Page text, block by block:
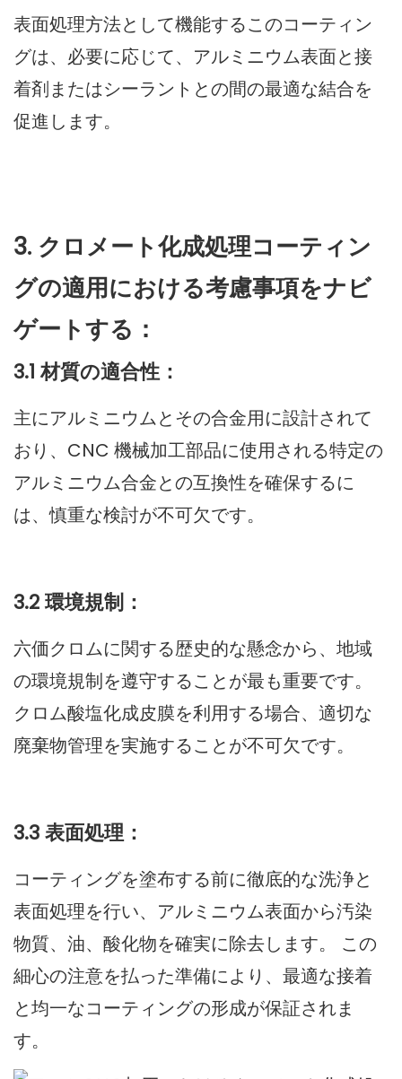
表面処理方法として機能するこのコーティン
グは、必要に応じて、アルミニウム表面と接
着剤またはシーラントとの間の最適な結合を
促進します。
3. クロメート化成処理コーティン
グの適用における考慮事項をナビ
ゲートする：
3.1 材質の適合性：
主にアルミニウムとその合金用に設計されて
おり、CNC 機械加工部品に使用される特定の
アルミニウム合金との互換性を確保するに
は、慎重な検討が不可欠です。
3.2 環境規制：
六価クロムに関する歴史的な懸念から、地域
の環境規制を遵守することが最も重要です。
クロム酸塩化成皮膜を利用する場合、適切な
廃棄物管理を実施することが不可欠です。
3.3 表面処理：
コーティングを塗布する前に徹底的な洗浄と
表面処理を行い、アルミニウム表面から汚染
物質、油、酸化物を確実に除去します。 この
細心の注意を払った準備により、最適な接着
と均一なコーティングの形成が保証されま
す。